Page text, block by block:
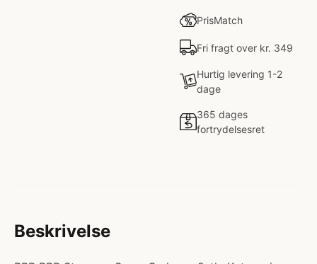
PrisMatch
Fri fragt over kr. 349
Hurtig levering 1-2
dage
365 dages
fortrydelsesret
Beskrivelse